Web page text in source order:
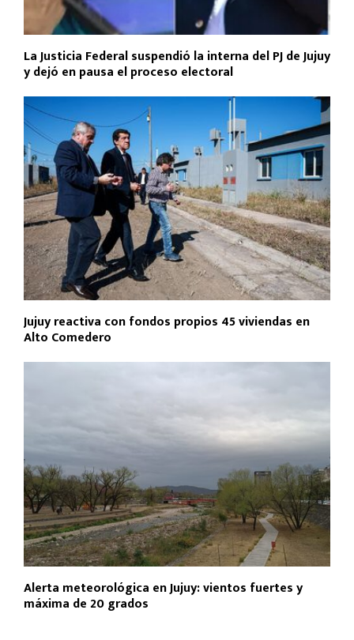
La Justicia Federal suspendió la interna del PJ de Jujuy
y dejó en pausa el proceso electoral
Jujuy reactiva con fondos propios 45 viviendas en
Alto Comedero
Alerta meteorológica en Jujuy: vientos fuertes y
máxima de 20 grados